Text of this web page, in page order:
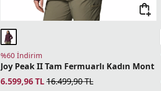
%60 İndirim
Joy Peak II Tam Fermuarlı Kadın Mont
6.599,96TL16.499,90TL